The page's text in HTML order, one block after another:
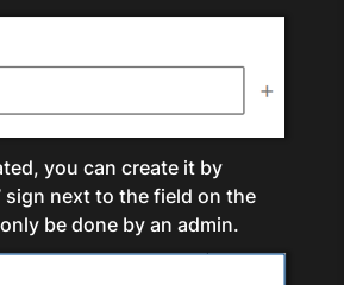
you can create it by
sign next to the field on the
be done by an admin.